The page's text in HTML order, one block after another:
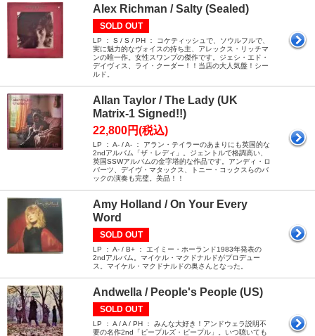
Alex Richman / Salty (Sealed)
SOLD OUT
LP ： S / S / PH ： コケティッシュで、ソウルフルで、
実に魅力的なヴォイスの持ち主、アレックス・リッチマ
ンの唯一作。女性スワンプの傑作です。ジェシ・エド・
デイヴィス、ライ・クーダー！！当店の大人気盤！シー
ルド。
Allan Taylor / The Lady (UK
Matrix-1 Signed!!)
22,800円(税込)
LP ： A- / A- ： アラン・テイラーのあまりにも英国的な
2ndアルバム「ザ・レディ」。ジェントルで格調高い、
英国SSWアルバムの金字塔的な作品です。アンディ・ロ
バーツ、デイヴ・マタックス、トニー・コックスらのバ
ックの演奏も完璧。美品！！
Amy Holland / On Your Every
Word
SOLD OUT
LP ： A- / B+ ： エイミー・ホーランド1983年発表の
2ndアルバム。マイケル・マクドナルドがプロデュー
ス。マイケル・マクドナルドの奥さんとなった。
Andwella / People's People (US)
SOLD OUT
LP ： A / A / PH ： みんな大好き！アンドウェラ説明不
要の名作2nd「ピープルズ・ピープル」。いつ聴いても